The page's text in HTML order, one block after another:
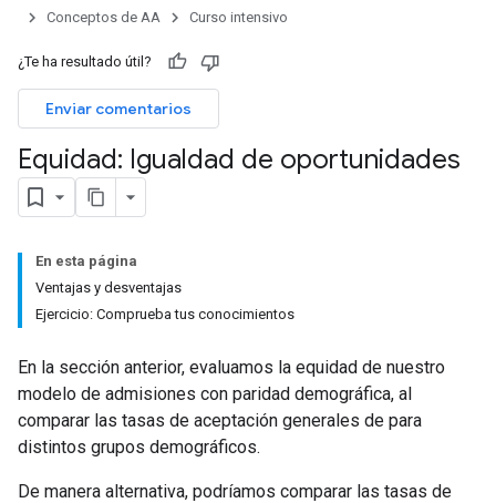
Conceptos de AA
Curso intensivo
¿Te ha resultado útil?
Enviar comentarios
Equidad: Igualdad de oportunidades
En esta página
Ventajas y desventajas
Ejercicio: Comprueba tus conocimientos
En la sección anterior, evaluamos la equidad de nuestro
modelo de admisiones con paridad demográfica, al
comparar las tasas de aceptación generales de para
distintos grupos demográficos.
De manera alternativa, podríamos comparar las tasas de